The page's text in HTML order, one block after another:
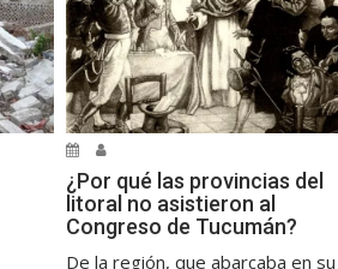
¿Por qué las provincias del
litoral no asistieron al
Congreso de Tucumán?
De la región, que abarcaba en su